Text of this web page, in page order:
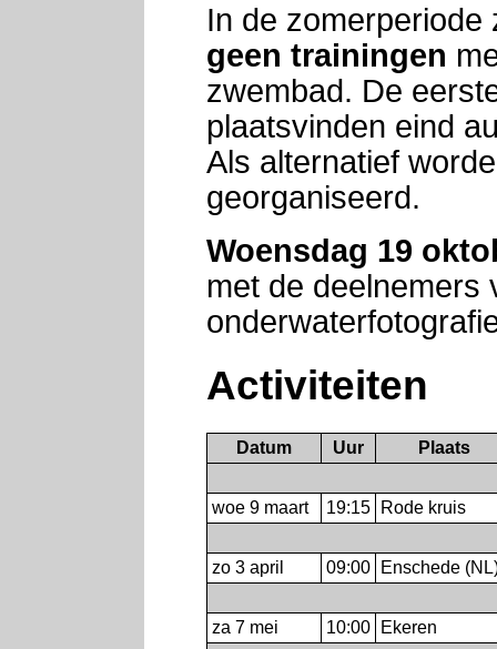
In de
geen trainingen
zwembad. De
plaatsvinden eind
Als alternatief
georganiseerd.
Woensdag 19
met de deelnemers
Activiteiten
Datum Uur Plaats
woe 9 maart 19:15 Rode kruis
zo 3 april 09:00 Enschede
za 7 mei 10:00 Ekeren